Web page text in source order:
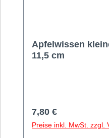
Apfelwissen
11,5 cm
Müsli eher als
Regulärer Preis:
7,80 €
Preise inkl. MwSt. zzgl.